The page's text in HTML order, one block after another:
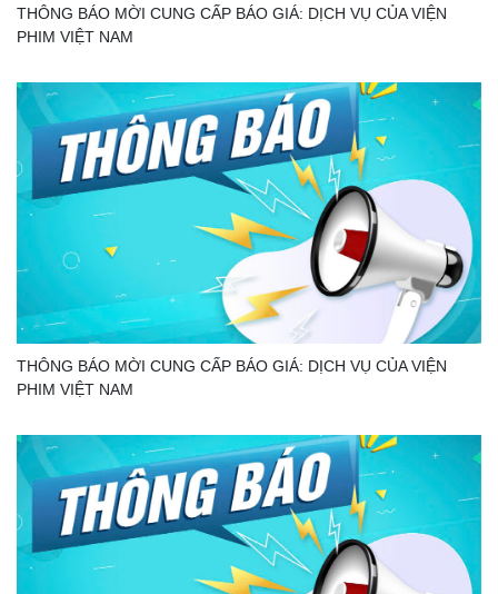
THÔNG BÁO MỜI CUNG CẤP BÁO GIÁ: DỊCH VỤ CỦA VIỆN
PHIM VIỆT NAM
THÔNG BÁO MỜI CUNG CẤP BÁO GIÁ: DỊCH VỤ CỦA VIỆN
PHIM VIỆT NAM